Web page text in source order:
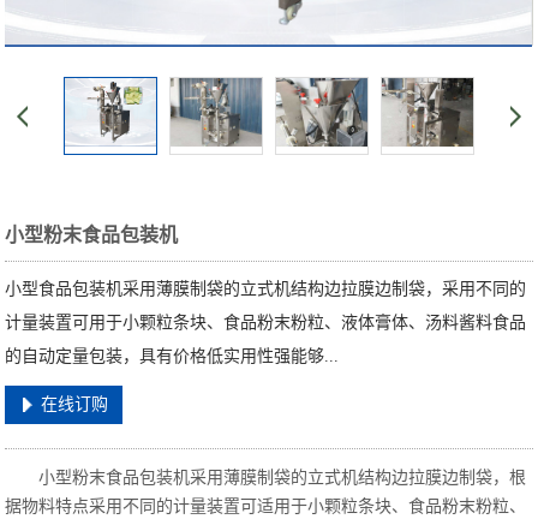
小型粉末食品包装机
小型食品包装机采用薄膜制袋的立式机结构边拉膜边制袋，采用不同的
计量装置可用于小颗粒条块、食品粉末粉粒、液体膏体、汤料酱料食品
的自动定量包装，具有价格低实用性强能够...
在线订购
小型粉末食品包装机采用薄膜制袋的立式机结构边拉膜边制袋，根
据物料特点采用不同的计量装置可适用于小颗粒条块、食品粉末粉粒、